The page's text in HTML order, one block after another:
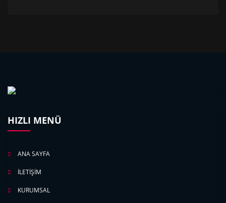
HIZLI MENÜ
ANA SAYFA
İLETİŞİM
KURUMSAL